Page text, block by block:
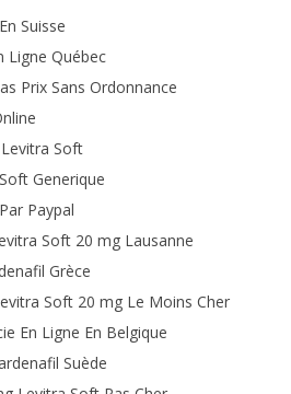
Suisse
Ligne Québec
Prix Sans Ordonnance
Soft
Generique
Paypal
Soft 20 mg Lausanne
Grèce
Soft 20 mg Le Moins Cher
En Ligne En Belgique
Suède